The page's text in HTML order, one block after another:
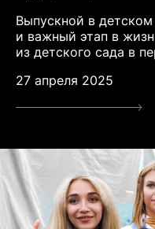
Выпускной в
и важный этап в
из детского сада в
27 апреля 2025